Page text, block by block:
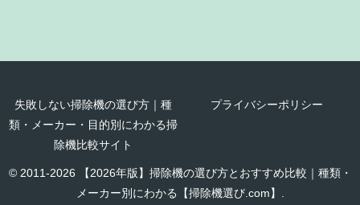
失敗しない掃除機の選び方｜種
類・メーカー・目的別にわかる掃
除機比較サイト
プライバシーポリシー
© 2011-2026 【2026年版】掃除機の選び方とおすすめ比較｜種類・
メーカー別にわかる【掃除機選び.com】.